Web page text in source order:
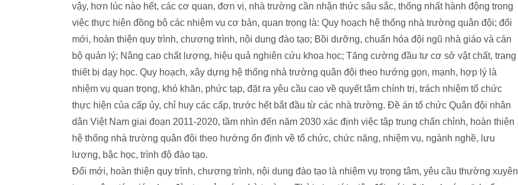
vậy, hơn lúc nào hết, các cơ quan, đơn vị, nhà trường cần nhận thức sâu sắc, thống nhất hành động trong
việc thực hiện đồng bộ các nhiệm vụ cơ bản, quan trọng là: Quy hoạch hệ thống nhà trường quân đội; đổi
mới, hoàn thiện quy trình, chương trình, nội dung đào tạo; Bồi dưỡng, chuẩn hóa đội ngũ nhà giáo và cán
bộ quản lý; Nâng cao chất lượng, hiệu quả nghiên cứu khoa học; Tăng cường đầu tư cơ sở vật chất, trang
thiết bị dạy học. Quy hoạch, xây dựng hệ thống nhà trường quân đội theo hướng gọn, mạnh, hợp lý là
nhiệm vụ quan trọng, khó khăn, phức tạp, đặt ra yêu cầu cao về quyết tâm chính trị, trách nhiệm tổ chức
thực hiện của cấp ủy, chỉ huy các cấp, trước hết bắt đầu từ các nhà trường. Đề án tổ chức Quân đội nhân
dân Việt Nam giai đoạn 2011-2020, tầm nhìn đến năm 2030 xác định việc tập trung chấn chỉnh, hoàn thiện
hệ thống nhà trường quân đội theo hướng ổn định về tổ chức, chức năng, nhiệm vụ, ngành nghề, lưu
lượng, bậc học, trình độ đào tạo.
Đổi mới, hoàn thiện quy trình, chương trình, nội dung đào tạo là nhiệm vụ trọng tâm, yêu cầu thường xuyên